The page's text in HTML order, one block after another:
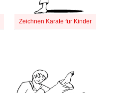
Zeichnen Karate für Kinder